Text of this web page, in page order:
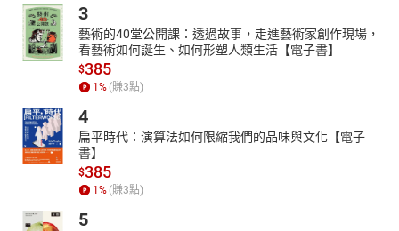
自2001擔任「國際靈風合作夥伴組織」團隊主管以來，持續在全球
培育福音信仰新一代的領袖。2010年在南非開普敦舉行的第三屆洛
桑世界福音會議（The Third Lausanne Congress on World
Evangelization）當中，他更以洛桑神學工作小組主席的身分及學
養，與眾多福音派神學家共同撰寫大會宣言《開普敦承諾》（
Capetown Commitment: A Confession of Faith and a Call to
Action）；宣言當中的主要骨幹論據，正是出自《宣教中的上帝》
一書的精華。
3
藝術的40堂公開課：透過故事，走進藝術家創作現場，
看藝術如何誕生、如何形塑人類生活【電子書】
$385
1 % (賺3點)
4
扁平時代：演算法如何限縮我們的品味與文化【電子
書】
$385
1 % (賺3點)
5